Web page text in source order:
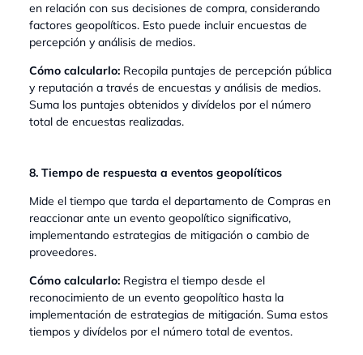
en relación con sus decisiones de compra, considerando
factores geopolíticos. Esto puede incluir encuestas de
percepción y análisis de medios.
Cómo calcularlo: Recopila puntajes de percepción pública
y reputación a través de encuestas y análisis de medios.
Suma los puntajes obtenidos y divídelos por el número
total de encuestas realizadas.
8. Tiempo de respuesta a eventos geopolíticos
Mide el tiempo que tarda el departamento de Compras en
reaccionar ante un evento geopolítico significativo,
implementando estrategias de mitigación o cambio de
proveedores.
Cómo calcularlo: Registra el tiempo desde el
reconocimiento de un evento geopolítico hasta la
implementación de estrategias de mitigación. Suma estos
tiempos y divídelos por el número total de eventos.